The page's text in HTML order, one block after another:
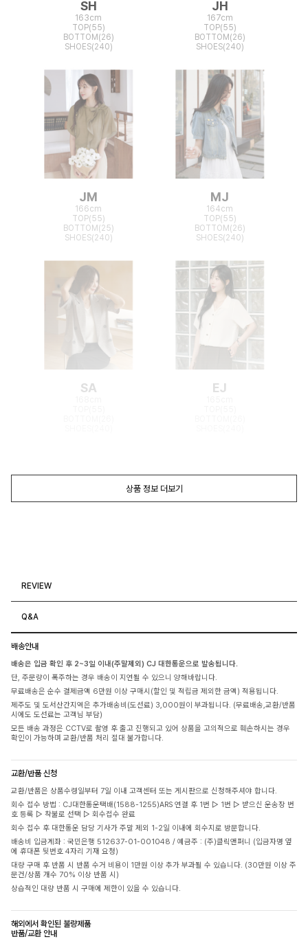
SH
163cm
TOP(55)
BOTTOM(26)
SHOES(240)
JH
167cm
TOP(55)
BOTTOM(26)
SHOES(240)
JM
166cm
TOP(55)
BOTTOM(25)
SHOES(240)
MJ
164cm
TOP(55)
BOTTOM(26)
SHOES(240)
SA EJ
상품 정보 더보기
REVIEW
Q&A
배송안내
배송은 입금 확인 후 2~3일 이내(주말제외) CJ 대한통운으로 발송됩니다.
단, 주문량이 폭주하는 경우 배송이 지연될 수 있으니 양해바랍니다.
무료배송은 순수 결제금액 6만원 이상 구매시(할인 및 적립금 제외한 금액) 적용됩니다.
제주도 및 도서산간지역은 추가배송비(도선료) 3,000원이 부과됩니다. (무료배송,교환/반품
시에도 도선료는 고객님 부담)
모든 배송 과정은 CCTV로 촬영 후 출고 진행되고 있어 상품을 고의적으로 훼손하시는 경우
확인이 가능하며 교환/반품 처리 절대 불가합니다.
교환/반품 신청
교환/반품은 상품수령일부터 7일 이내 고객센터 또는 게시판으로 신청해주셔야 합니다.
회수 접수 방법 : CJ대한통운택배(1588-1255)ARS 연결 후 1번 ▷ 1번 ▷ 받으신 운송장 번
호 등록 ▷ 착불로 선택 ▷ 회수접수 완료
회수 접수 후 대한통운 담당 기사가 주말 제외 1-2일 이내에 회수지로 방문합니다.
배송비 입금계좌 : 국민은행 512637-01-001048 / 예금주 : (주)클릭앤퍼니 (입금자명 옆
에 휴대폰 뒷번호 4자리 기재 요청)
대량 구매 후 반품 시 반품 수거 비용이 1만원 이상 추가 부과될 수 있습니다. (30만원 이상 주
문건/상품 개수 70% 이상 반품 시)
상습적인 대량 반품 시 구매에 제한이 있을 수 있습니다.
해외에서 확인된 불량제품
반품/교환 안내